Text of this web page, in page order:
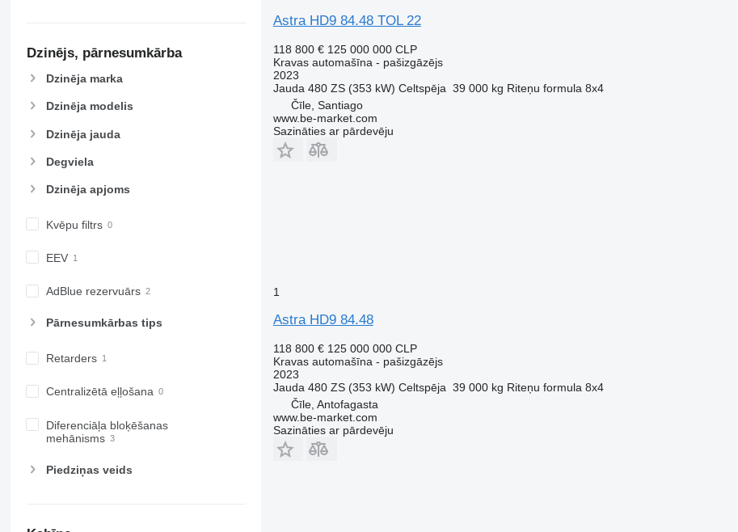
Dzinējs, pārnesumkārba
Dzinēja marka
Dzinēja modelis
Dzinēja jauda
Degviela
Dzinēja apjoms
Kvēpu filtrs
EEV
AdBlue rezervuārs
Pārnesumkārbas tips
Retarders
Centralizētā eļļošana
Diferenciāļa bloķēšanas
mehānisms
Piedziņas veids
Astra HD9 84.48 TOL 22
118 800 € 125 000 000 CLP
Kravas automašīna - pašizgāzējs
2023
Jauda 480 ZS (353 kW) Celtspēja 39 000 kg Riteņu formula 8x4
Čīle, Santiago
www.be-market.com
Sazināties ar pārdevēju
1
Astra HD9 84.48
118 800 € 125 000 000 CLP
Kravas automašīna - pašizgāzējs
2023
Jauda 480 ZS (353 kW) Celtspēja 39 000 kg Riteņu formula 8x4
Čīle, Antofagasta
www.be-market.com
Sazināties ar pārdevēju